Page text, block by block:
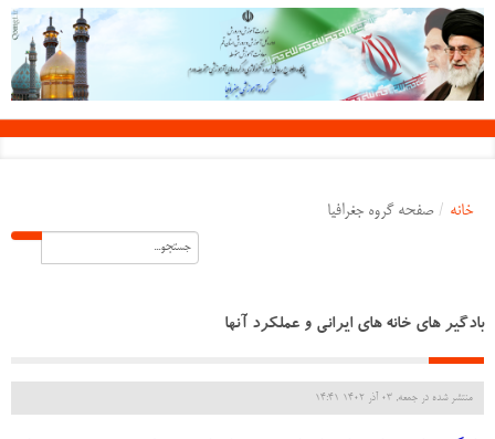
خانه / صفحه گروه جغرافیا
بادگیر های خانه های ایرانی و عملکرد آنها
منتشر شده در جمعه, 03 آذر 1402 14:41